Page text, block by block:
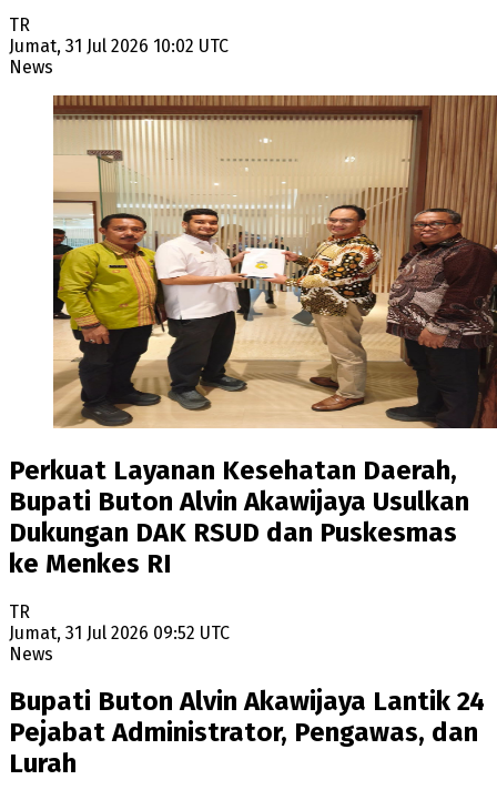
TR
Jumat, 31 Jul 2026 10:02 UTC
News
Perkuat Layanan Kesehatan Daerah,
Bupati Buton Alvin Akawijaya Usulkan
Dukungan DAK RSUD dan Puskesmas
ke Menkes RI
TR
Jumat, 31 Jul 2026 09:52 UTC
News
Bupati Buton Alvin Akawijaya Lantik 24
Pejabat Administrator, Pengawas, dan
Lurah